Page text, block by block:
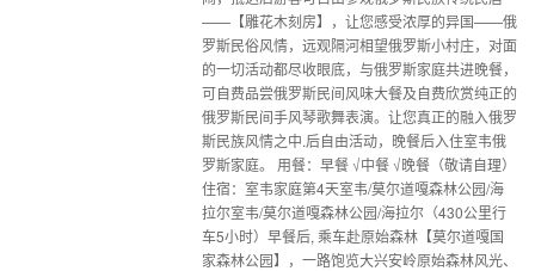
——【雕花木刻房】，让您感受浓厚的异国——俄
罗斯民俗风情，远观隔河相望俄罗斯小村庄，对面
的一切活动都尽收眼底，与俄罗斯家庭共进晚餐，
可自费品尝俄罗斯民间风味大餐及自费欣赏纯正的
俄罗斯民间手风琴歌舞表演。让您真正的融入俄罗
斯民族风情之中.后自由活动，晚餐后入住室韦俄
罗斯家庭。 用餐：早餐 √中餐 √晚餐（敬请自理）
住宿：室韦家庭第4天室韦/莫尔道嘎森林公园/海
拉尔室韦/莫尔道嘎森林公园/海拉尔（430公里行
车5小时）早餐后, 乘车赴原始森林【莫尔道嘎国
家森林公园】，一路饱览大兴安岭原始森林风光、